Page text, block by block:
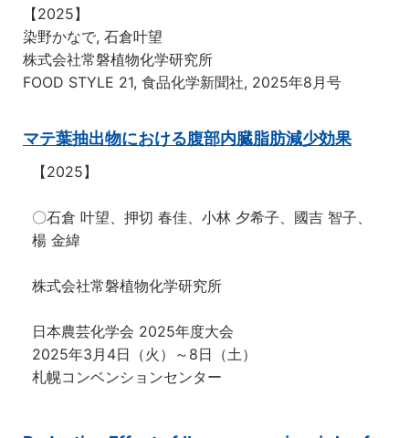
【2025】
染野かなで, 石倉叶望
株式会社常磐植物化学研究所
FOOD STYLE 21, 食品化学新聞社, 2025年8月号
マテ葉抽出物における腹部内臓脂肪減少効果
【2025】
〇石倉 叶望、押切 春佳、小林 夕希子、國吉 智子、
楊 金緯
株式会社常磐植物化学研究所
日本農芸化学会 2025年度大会
2025年3月4日（火）～8日（土）
札幌コンベンションセンター